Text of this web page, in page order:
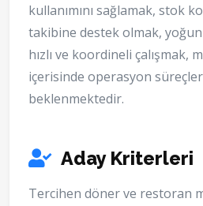
kullanımını sağlamak, stok
takibine destek olmak,
hızlı ve koordineli çalışmak,
içerisinde operasyon
beklenmektedir.
Aday Kriterleri
Tercihen döner ve restoran